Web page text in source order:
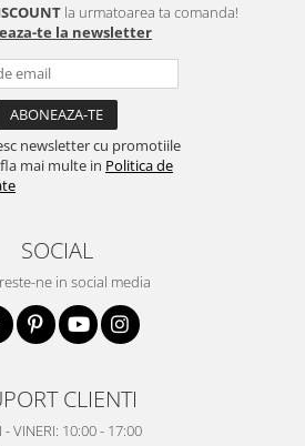
la urmatoarea ta comanda!
te la newsletter
newsletter cu promotiile
mai multe in Politica de
SOCIAL
ne in social media
CLIENTI
- VINERI: 10:00 - 17:00